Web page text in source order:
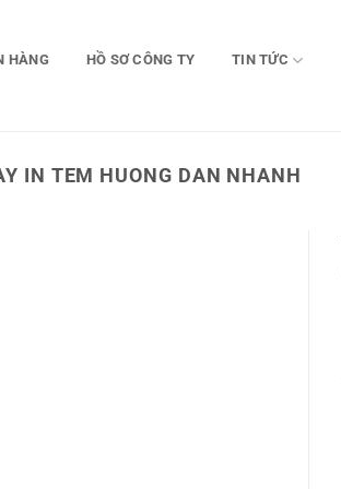
HÀNG HỒ SƠ CÔNG TY TIN TỨC
IN TEM HUONG DAN NHANH